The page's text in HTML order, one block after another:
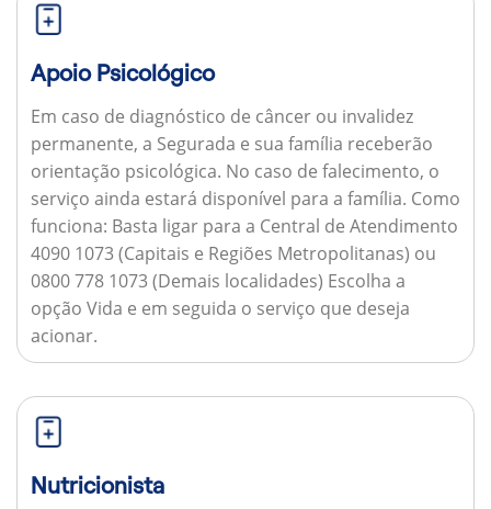
Apoio Psicológico
Em caso de diagnóstico de câncer ou invalidez
permanente, a Segurada e sua família receberão
orientação psicológica. No caso de falecimento, o
serviço ainda estará disponível para a família. Como
funciona: Basta ligar para a Central de Atendimento
4090 1073 (Capitais e Regiões Metropolitanas) ou
0800 778 1073 (Demais localidades) Escolha a
opção Vida e em seguida o serviço que deseja
acionar.
Nutricionista